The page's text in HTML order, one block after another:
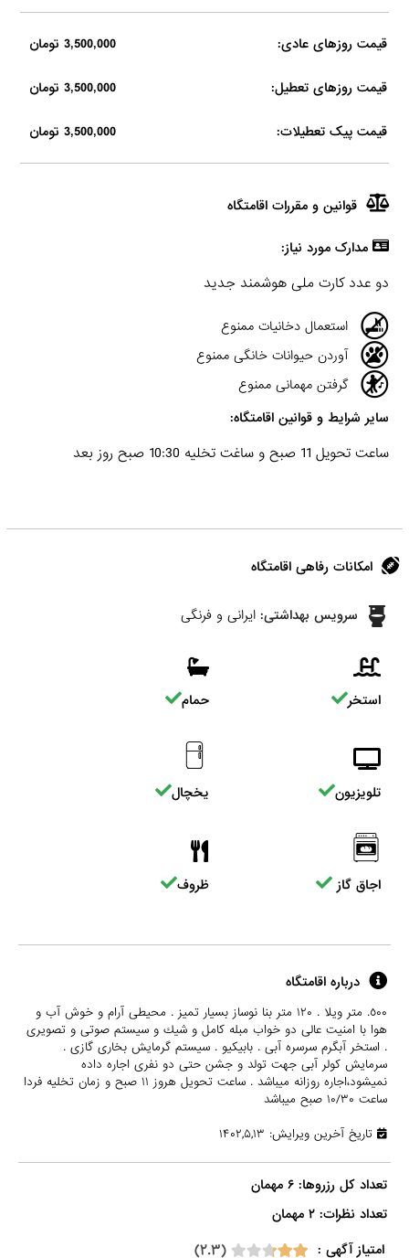
قیمت روزهای عادی: 3,500,000 تومان
قیمت روزهای تعطیل: 3,500,000 تومان
قیمت پیک تعطیلات: 3,500,000 تومان
قوانین و مقررات اقامتگاه
مدارک مورد نیاز:
دو عدد كارت ملى هوشمند جديد
استعمال دخانیات ممنوع
آوردن حیوانات خانگی ممنوع
گرفتن مهمانی ممنوع
سایر شرایط و قوانین اقامتگاه:
ساعت تحویل 11 صبح و ساغت تخلیه 10:30 صبح روز بعد
امکانات رفاهی اقامتگاه
سرویس بهداشتی: ایرانی و فرنگی
استخر حمام
تلویزیون یخچال
اجاق گاز ظروف
درباره اقامتگاه
٥٠٠. متر ویلا . ١٢٠ متر بنا نوساز بسیار تمیز . محیطى آرام و خوش آب و
هوا با امنیت عالى دو خواب مبله كامل و شيك و سيستم صوتى و تصويرى
. استخر آبگرم سرسره آبى . بابيكيو . سيستم گرمايش بخارى گازى .
سرمايش كولر آبى جهت تولد و جشن حتى دو نفرى اجاره داده
نميشود،اجاره روزانه ميباشد . ساعت تحويل هروز ١١ صبح و زمان تخليه فردا
ساعت ١٠/٣٠ صبح ميباشد
تاریخ آخرین ویرایش: ۱۴۰۲,۵,۱۳
تعداد کل رزروها: ۶ مهمان
تعداد نظرات: ۲ مهمان
امتیاز آگهی :
(۲.۳)